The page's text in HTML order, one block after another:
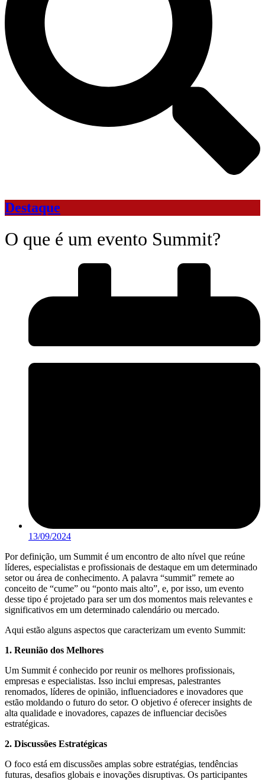
Destaque
O que é um evento Summit?
13/09/2024
Por definição, um Summit é um encontro de alto nível que reúne
líderes, especialistas e profissionais de destaque em um determinado
setor ou área de conhecimento. A palavra “summit” remete ao
conceito de “cume” ou “ponto mais alto”, e, por isso, um evento
desse tipo é projetado para ser um dos momentos mais relevantes e
significativos em um determinado calendário ou mercado.
Aqui estão alguns aspectos que caracterizam um evento Summit:
1. Reunião dos Melhores
Um Summit é conhecido por reunir os melhores profissionais,
empresas e especialistas. Isso inclui empresas, palestrantes
renomados, líderes de opinião, influenciadores e inovadores que
estão moldando o futuro do setor. O objetivo é oferecer insights de
alta qualidade e inovadores, capazes de influenciar decisões
estratégicas.
2. Discussões Estratégicas
O foco está em discussões amplas sobre estratégias, tendências
futuras, desafios globais e inovações disruptivas. Os participantes